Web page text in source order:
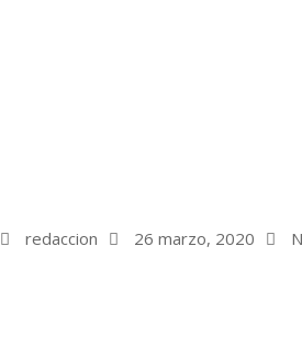
redaccion 26 marzo, 2020